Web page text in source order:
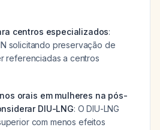
centros especializados:
solicitando preservação de
referenciadas a centros
orais em mulheres na pós-
DIU-LNG: O DIU-LNG
com menos efeitos